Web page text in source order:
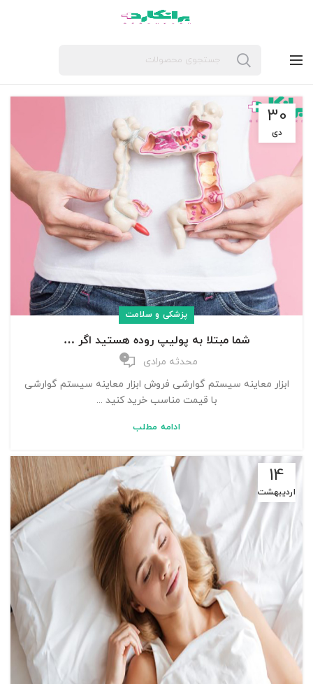
30
دی
پزشکی و سلامت
شما مبتلا به پولیپ روده هستید اگر …
محدثه مرادی 0
ابزار معاینه سیستم گوارشی فروش ابزار معاینه سیستم گوارشی
با قیمت مناسب خرید کنید ...
ادامه مطلب
14
اردیبهشت